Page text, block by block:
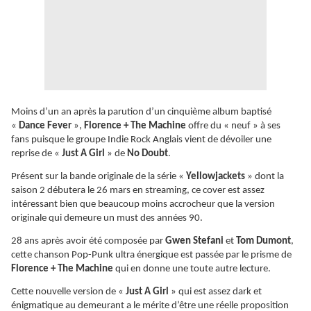
Moins d’un an après la parution d’un cinquième album baptisé
« Dance Fever », Florence + The Machine offre du « neuf » à ses
fans puisque le groupe Indie Rock Anglais vient de dévoiler une
reprise de « Just A Girl » de No Doubt.
Présent sur la bande originale de la série « Yellowjackets » dont la
saison 2 débutera le 26 mars en streaming, ce cover est assez
intéressant bien que beaucoup moins accrocheur que la version
originale qui demeure un must des années 90.
28 ans après avoir été composée par Gwen Stefani et Tom Dumont,
cette chanson Pop-Punk ultra énergique est passée par le prisme de
Florence + The Machine qui en donne une toute autre lecture.
Cette nouvelle version de « Just A Girl » qui est assez dark et
énigmatique au demeurant a le mérite d’être une réelle proposition